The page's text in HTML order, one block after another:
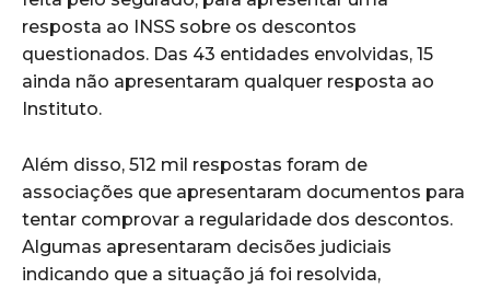
resposta ao INSS sobre os descontos
questionados. Das 43 entidades envolvidas, 15
ainda não apresentaram qualquer resposta ao
Instituto.
Além disso, 512 mil respostas foram de
associações que apresentaram documentos para
tentar comprovar a regularidade dos descontos.
Algumas apresentaram decisões judiciais
indicando que a situação já foi resolvida,